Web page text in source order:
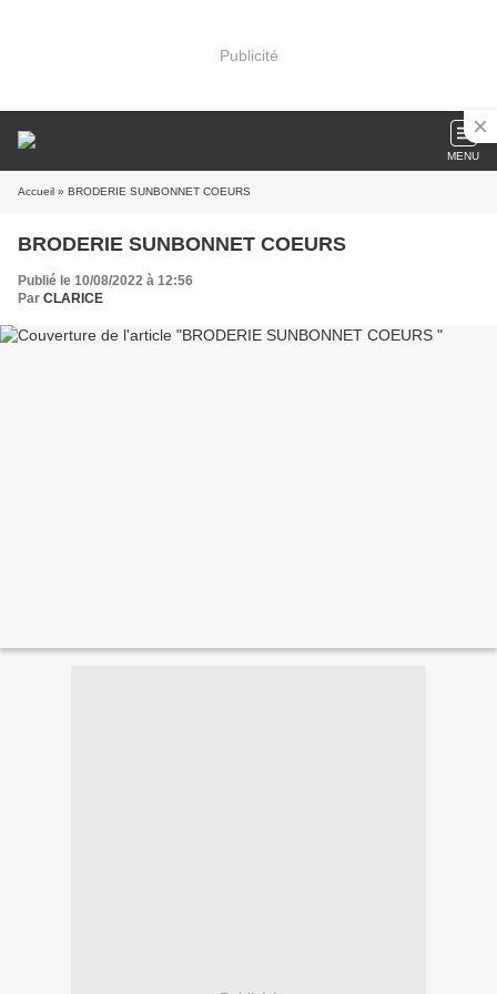
Publicité
MENU
Accueil » BRODERIE SUNBONNET COEURS
BRODERIE SUNBONNET COEURS
Publié le 10/08/2022 à 12:56
Par CLARICE